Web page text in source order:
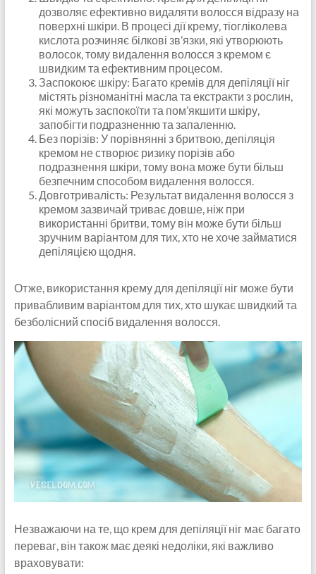
дозволяє ефективно видаляти волосся відразу на
поверхні шкіри. В процесі дії крему, тіогліколева
кислота розчиняє білкові зв’язки, які утворюють
волосок, тому видалення волосся з кремом є
швидким та ефективним процесом.
Заспокоює шкіру: Багато кремів для депіляції ніг
містять різноманітні масла та екстракти з рослин,
які можуть заспокоїти та пом’якшити шкіру,
запобігти подразненню та запаленню.
Без порізів: У порівнянні з бритвою, депіляція
кремом не створює ризику порізів або
подразнення шкіри, тому вона може бути більш
безпечним способом видалення волосся.
Довготривалість: Результат видалення волосся з
кремом зазвичай триває довше, ніж при
використанні бритви, тому він може бути більш
зручним варіантом для тих, хто не хоче займатися
депіляцією щодня.
Отже, використання крему для депіляції ніг може бути
привабливим варіантом для тих, хто шукає швидкий та
безболісний спосіб видалення волосся.
Незважаючи на те, що крем для депіляції ніг має багато
переваг, він також має деякі недоліки, які важливо
враховувати: